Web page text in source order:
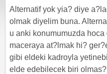
Alternatif yok yia? diye
olmak diyelim buna.
u anki konumumuzda
maceraya at?lmak hi?
gibi eldeki kadroyla
elde edebilecek biri